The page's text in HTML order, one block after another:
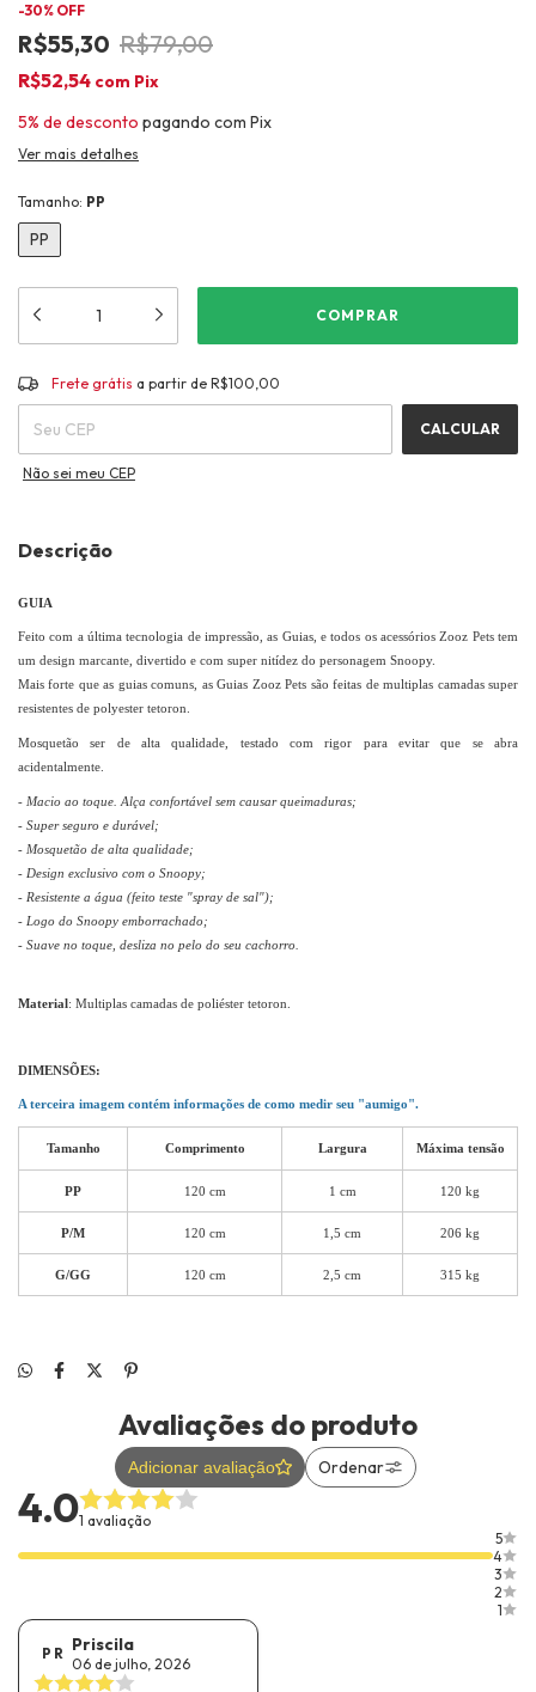
-30% OFF
R$55,30 R$79,00
R$52,54 com Pix
5% de desconto pagando com Pix
Ver mais detalhes
Tamanho: PP
PP
Frete grátis R$100,00
ALTERAR CEP
Frete grátis a partir deR$100,00
CALCULAR
Não sei meu CEP
Descrição
GUIA
Feito com a última tecnologia de impressão, as Guias, e todos os acessórios Zooz Pets tem
um design marcante, divertido e com super nitídez do personagem Snoopy.
Mais forte que as guias comuns, as Guias Zooz Pets são feitas de multiplas camadas super
resistentes de polyester tetoron.
Mosquetão ser de alta qualidade, testado com rigor para evitar que se abra
acidentalmente.
- Macio ao toque. Alça confortável sem causar queimaduras;
- Super seguro e durável;
- Mosquetão de alta qualidade;
- Design exclusivo com o Snoopy;
- Resistente a água (feito teste "spray de sal");
- Logo do Snoopy emborrachado;
- Suave no toque, desliza no pelo do seu cachorro.
Material: Multiplas camadas de poliéster tetoron.
DIMENSÕES:
A terceira imagem contém informações de como medir seu "aumigo".
Tamanho Comprimento Largura Máxima tensão
PP 120 cm 1 cm 120 kg
P/M 120 cm 1,5 cm 206 kg
G/GG 120 cm 2,5 cm 315 kg
Avaliações do produto
Adicionar avaliação Ordenar
4.01 avaliação
5
4
3
2
1
P R Priscila
06 de julho, 2026